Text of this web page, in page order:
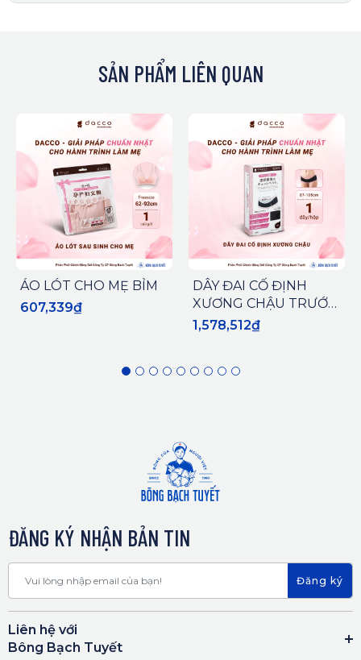
SẢN PHẨM LIÊN QUAN
ÁO LÓT CHO MẸ BỈM
607,339₫
DÂY ĐAI CỐ ĐỊNH
XƯƠNG CHẬU TRƯỚC
VÀ SAU SINH
1,578,512₫
ĐĂNG KÝ NHẬN BẢN TIN
Đăng ký
Liên hệ với
Bông Bạch Tuyết